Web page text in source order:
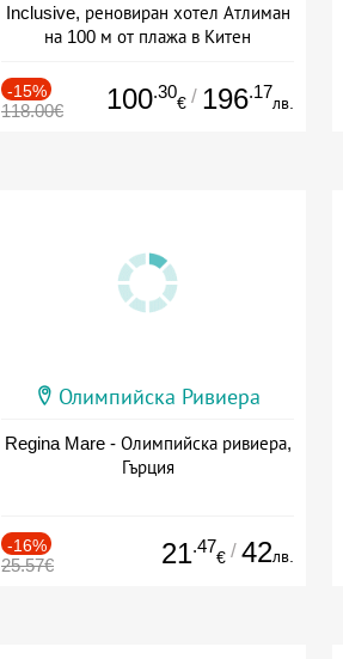
Inclusive, реновиран хотел Атлиман
на 100 м от плажа в Китен
-15%
118.00€ 100.30
€ / 196.17
лв.
Олимпийска Ривиера
Regina Mare - Олимпийска ривиера,
Гърция
-16%
25.57€ 21.47
€ / 42лв.